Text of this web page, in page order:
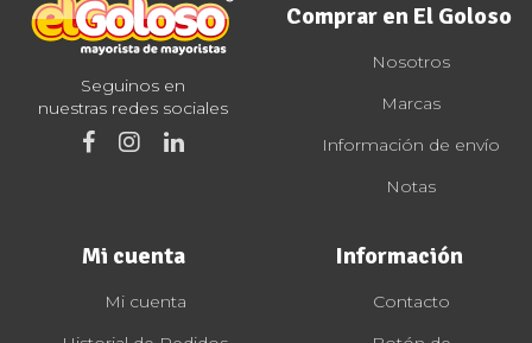
Seguinos en
nuestras redes sociales
Comprar en El Goloso
Nosotros
Marcas
Información de envío
Notas
Mi cuenta
Mi cuenta
Información
Contacto